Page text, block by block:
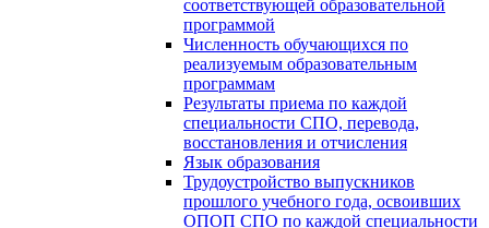
соответствующей образовательной
программой
Численность обучающихся по
реализуемым образовательным
программам
Результаты приема по каждой
специальности СПО, перевода,
восстановления и отчисления
Язык образования
Трудоустройство выпускников
прошлого учебного года, освоивших
ОПОП СПО по каждой специальности